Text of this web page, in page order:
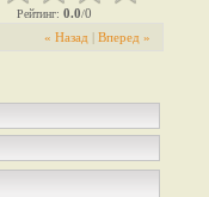
Рейтинг: 0.0/0
« Назад | Вперед »